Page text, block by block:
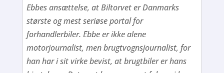
Ebbes ansættelse, at Biltorvet er Danmarks
største og mest seriøse portal for
forhandlerbiler. Ebbe er ikke alene
motorjournalist, men brugtvognsjournalist, for
han har i sit virke bevist, at brugtbiler er hans